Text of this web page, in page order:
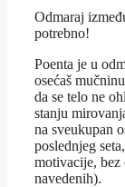
Odmaraj
potrebno!
Poenta je u
osećaš
da se telo ne
stanju
na sveukupan
poslednjeg
motivacije,
navedenih).